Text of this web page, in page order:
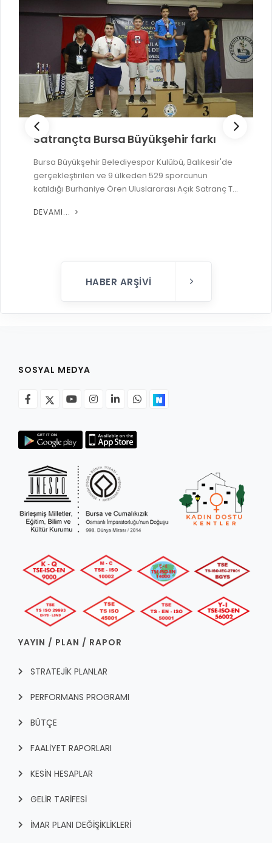
Satrançta Bursa Büyükşehir farkı
Bursa Büyükşehir Belediyespor Kulübü, Balıkesir'de
gerçekleştirilen ve 9 ülkeden 529 sporcunun
katıldığı Burhaniye Ören Uluslararası Açık Satranç T...
DEVAMI...
HABER ARŞIVI
SOSYAL MEDYA
YAYIN / PLAN / RAPOR
STRATEJİK PLANLAR
PERFORMANS PROGRAMI
BÜTÇE
FAALİYET RAPORLARI
KESİN HESAPLAR
GELİR TARİFESİ
İMAR PLANI DEĞİŞİKLİKLERİ